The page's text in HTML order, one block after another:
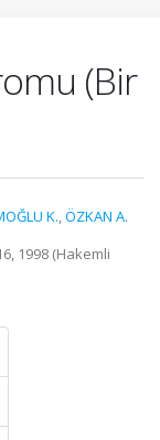
(Bir
K.,ÖZKAN A.
1998 (Hakemli